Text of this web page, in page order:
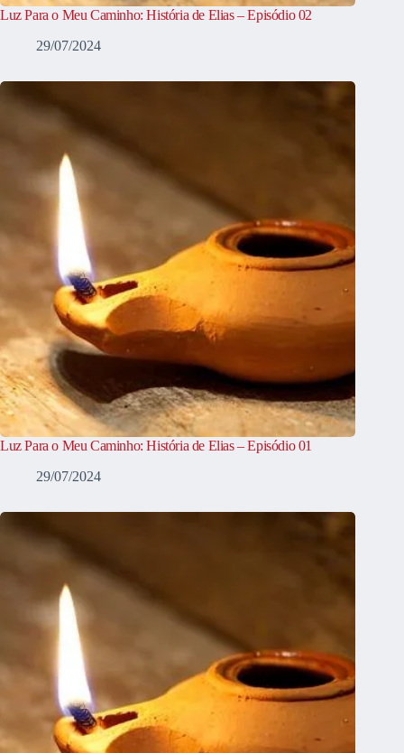
Luz Para o Meu Caminho: História de Elias – Episódio 02
29/07/2024
Luz Para o Meu Caminho: História de Elias – Episódio 01
29/07/2024